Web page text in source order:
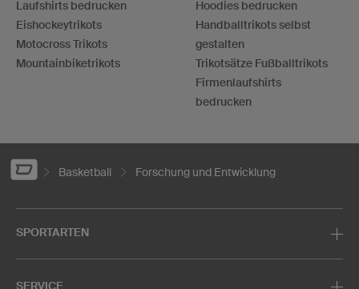
Laufshirts bedrucken
Eishockeytrikots
Motocross Trikots
Mountainbiketrikots
Hoodies bedrucken
Handballtrikots selbst
gestalten
Trikotsätze Fußballtrikots
Firmenlaufshirts
bedrucken
Basketball Forschung und Entwicklung
SPORTARTEN
SERVICE